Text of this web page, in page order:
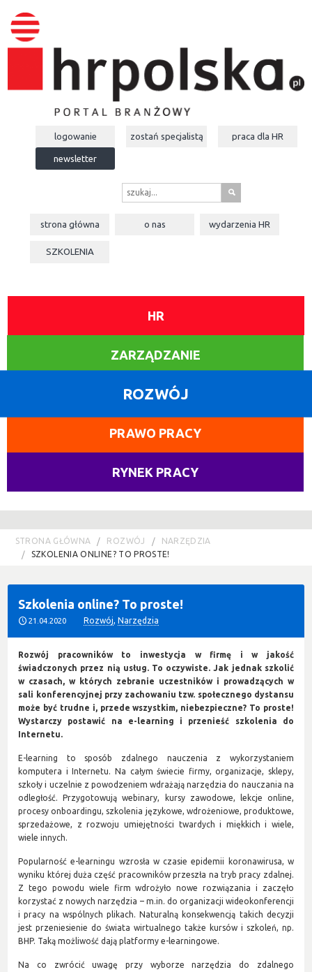
logowanie zostań specjalistą praca dla HR
newsletter
s
strona główna o nas wydarzeniaHR
SZKOLENIA
HR
ZARZĄDZANIE
ROZWÓJ
PRAWO PRACY
RYNEK PRACY
STRONA GŁÓWNA ROZWÓJ
NARZĘDZIA
SZKOLENIA ONLINE? TO PROSTE!
Szkolenia online? To proste!
21.04.2020 Rozwój,Narzędzia
Rozwój pracowników to inwestycja w firmę i w jakość
świadczonych przez nią usług. To oczywiste. Jak jednak szkolić
w czasach, w których zebranie uczestników i prowadzących w
sali konferencyjnej przy zachowaniu tzw. społecznego dystansu
może być trudne i, przede wszystkim, niebezpieczne? To proste!
Wystarczy postawić na e-learning i przenieść szkolenia do
Internetu.
E-learning to sposób zdalnego nauczenia z wykorzystaniem
komputera i Internetu. Na całym świecie firmy, organizacje, sklepy,
szkoły i uczelnie z powodzeniem wdrażają narzędzia do nauczania na
odległość. Przygotowują webinary, kursy zawodowe, lekcje online,
procesy onboardingu, szkolenia językowe, wdrożeniowe, produktowe,
sprzedażowe, z rozwoju umiejętności twardych i miękkich i wiele,
wiele innych.
Popularność e-learningu wzrosła w czasie epidemii koronawirusa, w
wyniku której duża część pracowników przeszła na tryb pracy zdalnej.
Z tego powodu wiele firm wdrożyło nowe rozwiązania i zaczęło
korzystać z nowych narzędzia – m.in. do organizacji wideokonferencji
i pracy na wspólnych plikach. Naturalną konsekwencją takich decyzji
jest przeniesienie do świata wirtualnego także kursów i szkoleń, np.
BHP. Taką możliwość dają platformy e-learningowe.
Na co zwrócić uwagę przy wyborze narzędzia do zdalnego